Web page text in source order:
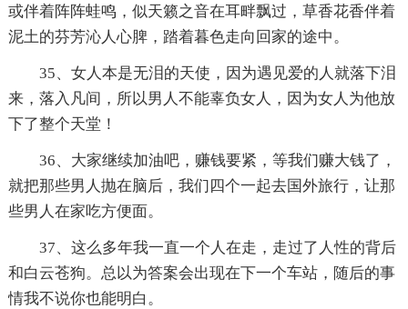
或伴着阵阵蛙鸣，似天籁之音在耳畔飘过，草香花香伴着
泥土的芬芳沁人心脾，踏着暮色走向回家的途中。
35、女人本是无泪的天使，因为遇见爱的人就落下泪
来，落入凡间，所以男人不能辜负女人，因为女人为他放
下了整个天堂！
36、大家继续加油吧，赚钱要紧，等我们赚大钱了，
就把那些男人抛在脑后，我们四个一起去国外旅行，让那
些男人在家吃方便面。
37、这么多年我一直一个人在走，走过了人性的背后
和白云苍狗。总以为答案会出现在下一个车站，随后的事
情我不说你也能明白。